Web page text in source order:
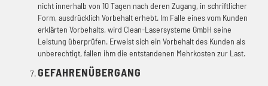
nicht innerhalb von 10 Tagen nach deren Zugang, in schriftlicher
Form, ausdrücklich Vorbehalt erhebt. Im Falle eines vom Kunden
erklärten Vorbehalts, wird Clean-Lasersysteme GmbH seine
Leistung überprüfen. Erweist sich ein Vorbehalt des Kunden als
unberechtigt, fallen ihm die entstandenen Mehrkosten zur Last.
GEFAHRENÜBERGANG